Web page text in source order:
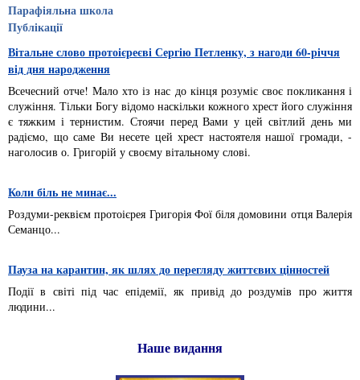
Парафіяльна школа
Публікації
Вітальне слово протоієреєві Сергію Петленку, з нагоди 60-річчя
від дня народження
Всечесний отче! Мало хто із нас до кінця розуміє своє покликання і
служіння. Тільки Богу відомо наскільки кожного хрест його служіння
є тяжким і тернистим. Стоячи перед Вами у цей світлий день ми
радіємо, що саме Ви несете цей хрест настоятеля нашої громади, -
наголосив о. Григорій у своєму вітальному слові.
Коли біль не минає...
Роздуми-реквієм протоієрея Григорія Фої біля домовини отця Валерія
Семанцо...
Пауза на карантин, як шлях до перегляду життєвих цінностей
Події в світі під час епідемії, як привід до роздумів про життя
людини...
Наше видання